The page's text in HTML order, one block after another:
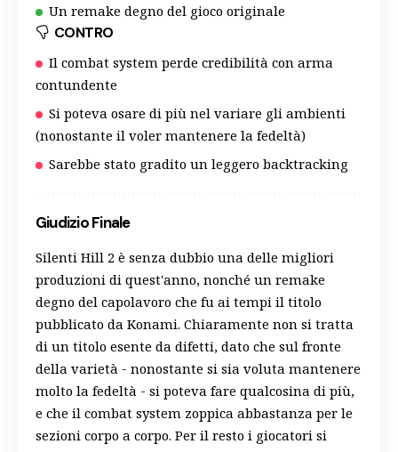
Un remake degno del gioco originale
CONTRO
Il combat system perde credibilità con arma
contundente
Si poteva osare di più nel variare gli ambienti
(nonostante il voler mantenere la fedeltà)
Sarebbe stato gradito un leggero backtracking
Giudizio Finale
Silenti Hill 2 è senza dubbio una delle migliori
produzioni di quest'anno, nonché un remake
degno del capolavoro che fu ai tempi il titolo
pubblicato da Konami. Chiaramente non si tratta
di un titolo esente da difetti, dato che sul fronte
della varietà - nonostante si sia voluta mantenere
molto la fedeltà - si poteva fare qualcosina di più,
e che il combat system zoppica abbastanza per le
sezioni corpo a corpo. Per il resto i giocatori si